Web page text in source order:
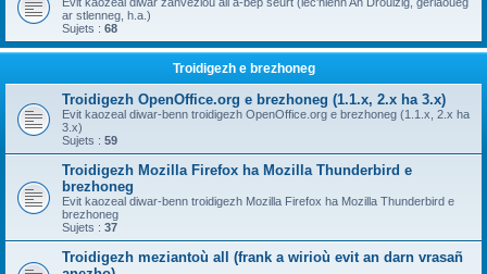
ar stlenneg, h.a.)
Sujets : 68
Troidigezh e brezhoneg
Troidigezh OpenOffice.org e brezhoneg (1.1.x, 2.x ha 3.x)
Evit kaozeal diwar-benn troidigezh OpenOffice.org e brezhoneg (1.1.x, 2.x ha
3.x)
Sujets : 59
Troidigezh Mozilla Firefox ha Mozilla Thunderbird e
brezhoneg
Evit kaozeal diwar-benn troidigezh Mozilla Firefox ha Mozilla Thunderbird e
brezhoneg
Sujets : 37
Troidigezh meziantoù all (frank a wirioù evit an darn vrasañ